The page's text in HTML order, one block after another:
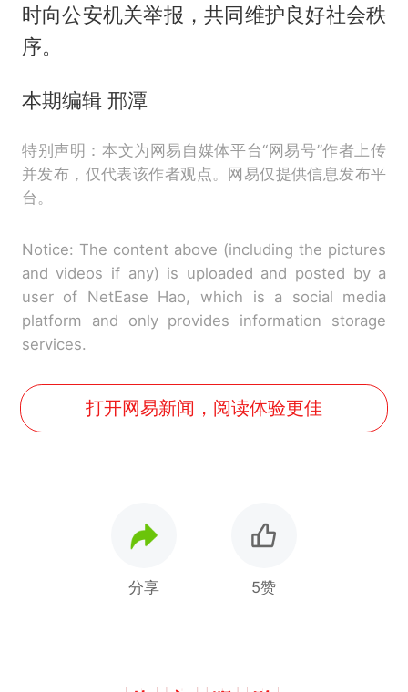
时向公安机关举报，共同维护良好社会秩
序。
本期编辑 邢潭
特别声明：本文为网易自媒体平台“网易号”作者上传
并发布，仅代表该作者观点。网易仅提供信息发布平
台。
Notice: The content above (including the pictures
and videos if any) is uploaded and posted by a
user of NetEase Hao, which is a social media
platform and only provides information storage
services.
打开网易新闻，阅读体验更佳
分享 5赞